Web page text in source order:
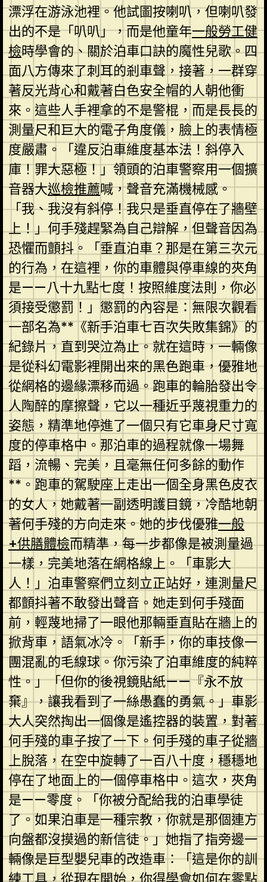
漂浮在游泳池裡。他試圖按喇叭，但喇叭發
出的不是「叭叭」，而是他童年一般勞工健
檢時學會的、關於泊車口訣的魔性兒歌。四
面八方傳來了刺耳的剎車聲，接著，一群穿
著反光背心和戴著白色安全帽的人朝他衝
來。這些人手裡拿的不是警棍，而是長長的
測量尺和巨大的電子角度儀，臉上的表情極
度嚴肅。「違反泊車維度基本法！斜停入
庫！罪大惡極！」領頭的泊車警察用一個擴
音器大巡檢推薦喊，聲音充滿機械感。
「我、我沒有斜停！我只是垂直停在了牆壁
上！」何手殘趕緊為自己辯解，但聲音因為
恐懼而顫抖。「垂直泊車？那是在第三次元
的行為，在這裡，你的車體與停車線的夾角
是——八十九點七度！按照維度法則，你必
須接受懲罰！」懲罰的內容是：無限次觀看
一部名為**《新手泊車七百次失敗集錦》的
紀錄片，直到哭泣為止。就在這時，一輛像
是從科幻電影裡開出來的黑色跑車，優雅地
從網格的邊緣漂移而過。跑車的輪胎發出令
人陶醉的摩擦聲，它以一種近乎蔑視重力的
姿態，精準地停進了一個只有它車身尺寸寬
度的停車格中。那泊車的過程就像一場舞
蹈，流暢、完美，且毫無任何多餘的動作
**。跑車的駕駛座上走出一個全身黑色皮衣
的女人，她戴著一副透明護目鏡，冷酷地朝
著何手殘的方向走來。她的步伐優雅一般
+供膳體檢而精準，每一步都像是被測量過
一樣，完美地落在網格線上。「車影大
人！」泊車警察們立刻立正站好，連測量尺
都顫抖著不敢發出聲音。她走到何手殘面
前，輕蔑地掃了一眼他那輛垂直貼在牆上的
掀背車，語氣冰冷。「新手，你的車技像一
團混亂的毛線球。你污染了泊車維度的純粹
性。」「但你的後視鏡貼紙——『永不放
棄』，讓我看到了一絲愚蠢的勇氣。」車影
大人突然掏出一個像是遙控器的裝置，對著
何手殘的車子按了一下。何手殘的車子從牆
上脫落，在空中旋轉了一百八十度，穩穩地
停在了地面上的一個停車格中。這次，夾角
是——零度。「你被分配給我的泊車學徒
了。如果泊車是一種宗教，你就是那個連方
向盤都沒摸過的新信徒。」她指了指旁邊一
輛像是巨型嬰兒車的改造車：「這是你的訓